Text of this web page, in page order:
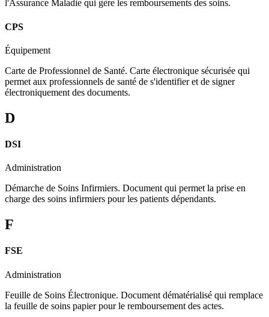
l'Assurance Maladie qui gère les remboursements des soins.
CPS
Équipement
Carte de Professionnel de Santé. Carte électronique sécurisée qui
permet aux professionnels de santé de s'identifier et de signer
électroniquement des documents.
D
DSI
Administration
Démarche de Soins Infirmiers. Document qui permet la prise en
charge des soins infirmiers pour les patients dépendants.
F
FSE
Administration
Feuille de Soins Électronique. Document dématérialisé qui remplace
la feuille de soins papier pour le remboursement des actes.